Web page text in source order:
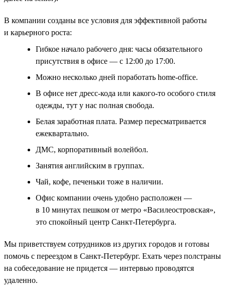
В компании созданы все условия для эффективной работы
и карьерного роста:
Гибкое начало рабочего дня: часы обязательного
присутствия в офисе — с 12:00 до 17:00.
Можно несколько дней поработать home-office.
В офисе нет дресс-кода или какого-то особого стиля
одежды, тут у нас полная свобода.
Белая заработная плата. Размер пересматривается
ежеквартально.
ДМС, корпоративный волейбол.
Занятия английским в группах.
Чай, кофе, печеньки тоже в наличии.
Офис компании очень удобно расположен —
в 10 минутах пешком от метро «Василеостровская»,
это спокойный центр Санкт-Петербурга.
Мы приветствуем сотрудников из других городов и готовы
помочь с переездом в Санкт-Петербург. Ехать через полстраны
на собеседование не придется — интервью проводятся
удаленно.